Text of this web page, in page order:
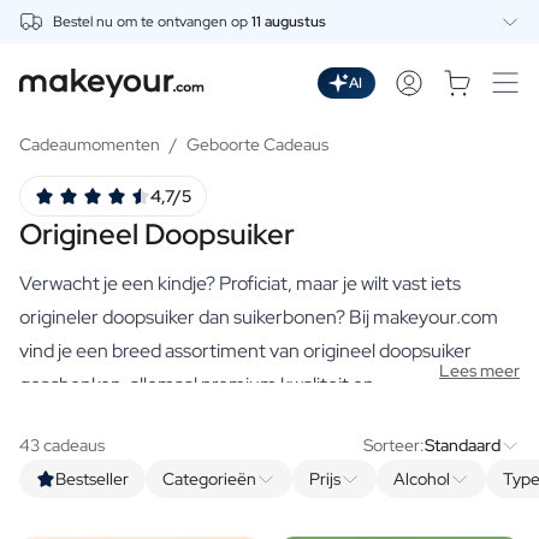
Bestel nu om te ontvangen op11 augustus
Dranken
Gepersonaliseerde Gin
Gepersonaliseerde Wodka
Gepersonaliseerde Rum
Gepersonaliseerde Limoncello
Gepersonaliseerde Spritz
Gepersonaliseerde Vermouth
Gepersonaliseerde Tequila
Gepersonaliseerde Rode Wijn
AI
Cadeaumomenten / Geboorte Cadeaus
Origineel Doopsuiker
4,7/5
Verwacht je een kindje? Proficiat, maar je wilt vast iets
origineler doopsuiker dan suikerbonen? Bij makeyour.com
vind je een breed assortiment van origineel doopsuiker
geschenken, allemaal premium kwaliteit en
Lees meer
Bestseller Categorieën Prijs Alcohol
43 cadeaus Sorteer:Standaard